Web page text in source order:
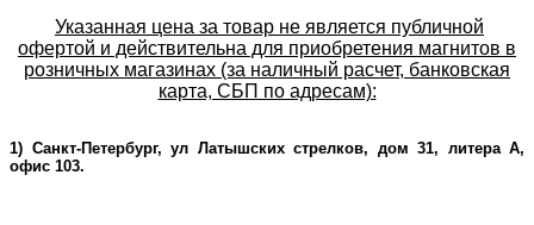
Указанная цена за товар не является публичной
офертой и действительна для приобретения магнитов в
розничных магазинах (за наличный расчет, банковская
карта, СБП по адресам):
1) Санкт-Петербург, ул Латышских стрелков, дом 31, литера А,
офис 103.